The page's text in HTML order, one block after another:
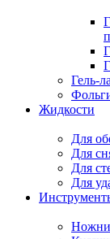
Гель-
Жидкости
Для
Для
Для
Для